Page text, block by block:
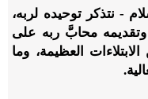
- نتذكر توحيده لربه،
وتقديمه محابَّ ربه على
العظيمة، وما